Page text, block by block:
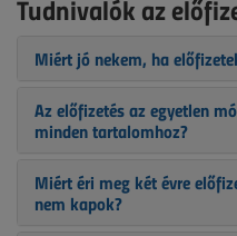
Tudnivalók az
Miért jó nekem, ha
Az előfizetés az egyetlen
minden tartalomhoz?
Miért éri meg két évre
nem kapok?